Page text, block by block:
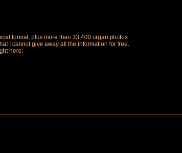
format, plus more than 33,400 organ photos
I cannot give away all the information for free.
here: